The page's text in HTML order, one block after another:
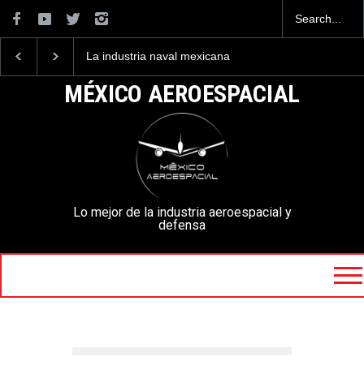
La industria naval mexicana
la Armada de México
mexicanos cuesta 2.9
millones de dólares
MÉXICO AEROESPACIAL
Lo mejor de la industria aeroespacial y
defensa